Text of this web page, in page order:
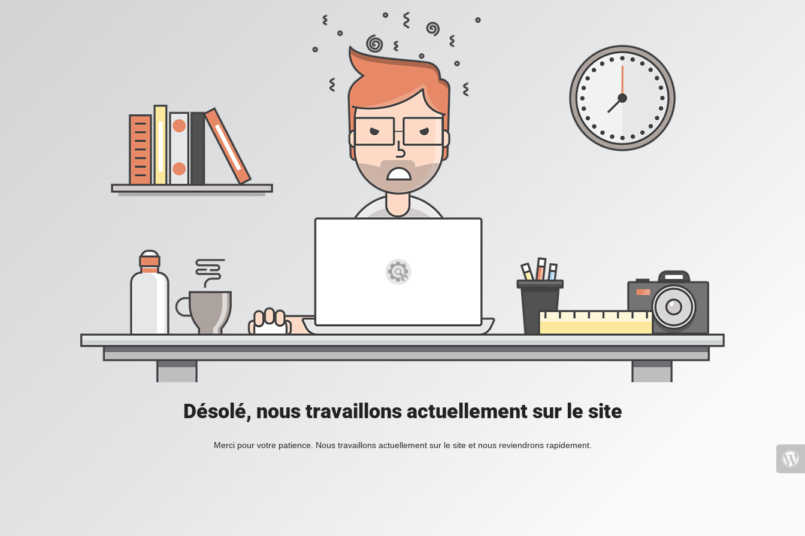
Désolé, nous travaillons actuellement sur le site
Merci pour votre patience. Nous travaillons actuellement sur le site et nous reviendrons rapidement.